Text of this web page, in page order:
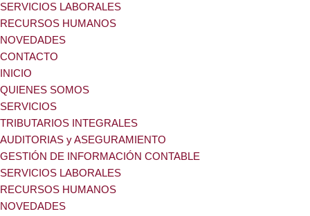
SERVICIOS LABORALES
RECURSOS HUMANOS
NOVEDADES
CONTACTO
INICIO
QUIENES SOMOS
SERVICIOS
TRIBUTARIOS INTEGRALES
AUDITORIAS y ASEGURAMIENTO
GESTIÓN DE INFORMACIÓN CONTABLE
SERVICIOS LABORALES
RECURSOS HUMANOS
NOVEDADES